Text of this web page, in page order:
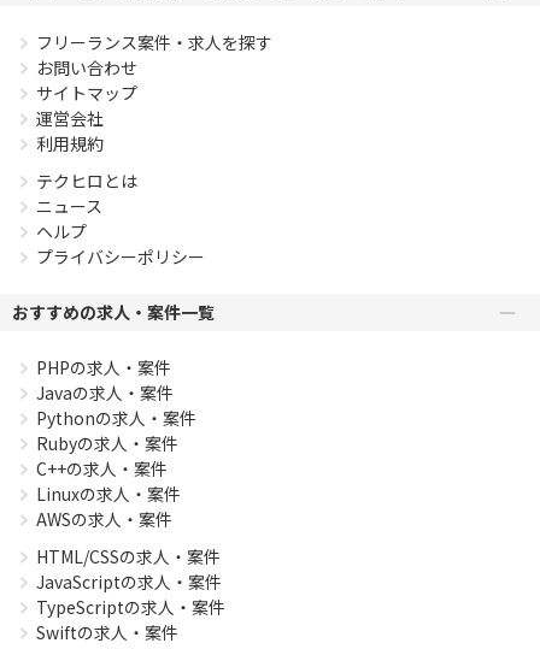
フリーランス案件・求人を探す
お問い合わせ
サイトマップ
運営会社
利用規約
テクヒロとは
ニュース
ヘルプ
プライバシーポリシー
おすすめの求人・案件一覧
PHPの求人・案件
Javaの求人・案件
Pythonの求人・案件
Rubyの求人・案件
C++の求人・案件
Linuxの求人・案件
AWSの求人・案件
HTML/CSSの求人・案件
JavaScriptの求人・案件
TypeScriptの求人・案件
Swiftの求人・案件